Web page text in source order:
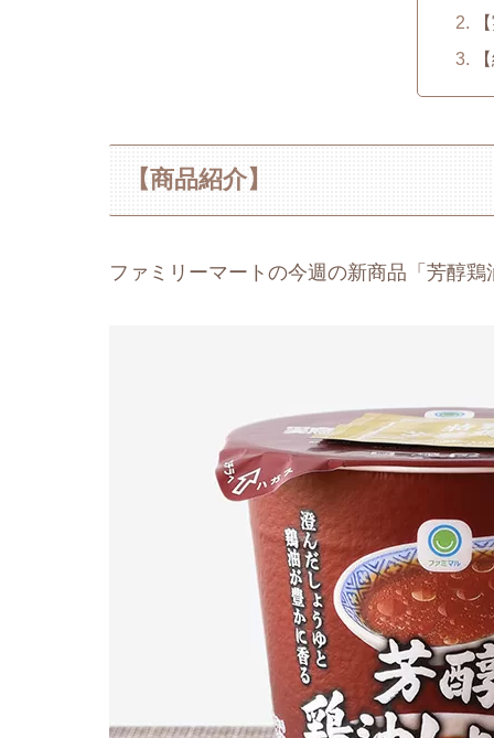
【商品紹介】
ファミリーマートの今週の新商品「芳醇